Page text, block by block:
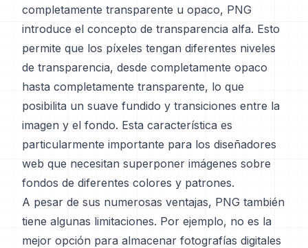
completamente transparente u opaco, PNG
introduce el concepto de transparencia alfa. Esto
permite que los píxeles tengan diferentes niveles
de transparencia, desde completamente opaco
hasta completamente transparente, lo que
posibilita un suave fundido y transiciones entre la
imagen y el fondo. Esta característica es
particularmente importante para los diseñadores
web que necesitan superponer imágenes sobre
fondos de diferentes colores y patrones.
A pesar de sus numerosas ventajas, PNG también
tiene algunas limitaciones. Por ejemplo, no es la
mejor opción para almacenar fotografías digitales